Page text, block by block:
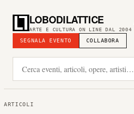
LOBODILATTICE
ARTE E CULTURA ON LINE DAL 2004
SEGNALA EVENTO COLLABORA
ARTICOLI